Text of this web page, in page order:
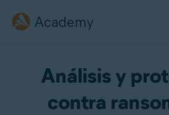
Academy
Análisis y
contra